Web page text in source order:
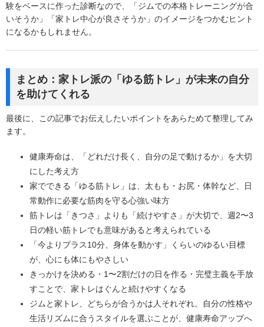
験をベースに作った診断なので、「ジムでの本格トレーニングが合
いそうか」「家トレ中心が良さそうか」のイメージをつかむヒント
になるかもしれません。
まとめ：家トレ派の「ゆる筋トレ」が未来の自分
を助けてくれる
最後に、この記事でお伝えしたいポイントをあらためて整理してみ
ます。
健康寿命は、「どれだけ長く、自分の足で動けるか」を大切
にした考え方
家でできる「ゆる筋トレ」は、太もも・お尻・体幹など、日
常動作に必要な筋肉を守る心強い味方
筋トレは「きつさ」よりも「続けやすさ」が大切で、週2〜3
日の軽い筋トレでも意味があると考えられている
「今よりプラス10分、身体を動かす」くらいのゆるい目標
が、心にも体にもやさしい
きっかけを決める・1〜2割だけの日を作る・完璧主義を手放
すことで、家トレはぐんと続けやすくなる
ジムと家トレ、どちらが合うかは人それぞれ。自分の性格や
生活リズムに合うスタイルを選ぶことが、健康寿命アップへ